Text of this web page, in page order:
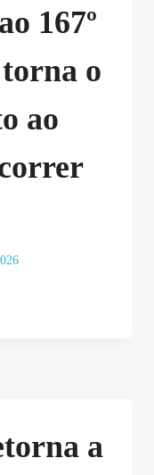
167º
o
ao
a